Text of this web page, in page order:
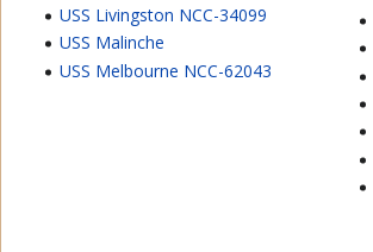
USS Livingston NCC-34099
USS Malinche
USS Melbourne NCC-62043